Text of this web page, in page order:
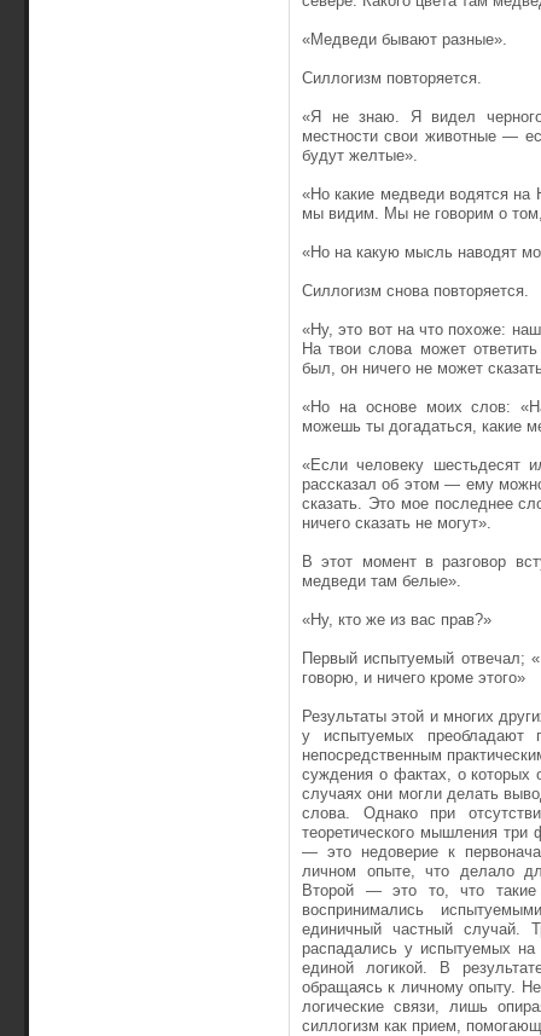
«Медведи бывают разные».
Силлогизм повторяется.
«Я не знаю. Я видел
местности свои животные —
будут желтые».
«Но какие медведи водятся на
мы видим. Мы не говорим о
«Но на какую мысль наводят
Силлогизм снова повторяется.
«Ну, это вот на что похоже:
На твои слова может
был, он ничего не может
«Но на основе моих слов:
можешь ты догадаться, какие
«Если человеку шестьдесят
рассказал об этом — ему
сказать. Это мое последнее
ничего сказать не могут».
В этот момент в разговор
медведи там белые».
«Ну, кто же из вас прав?»
Первый испытуемый отвечал;
говорю, и ничего кроме этого»
Результаты этой и многих
у испытуемых преобладают
непосредственным
суждения о фактах, о которых
случаях они могли делать
слова. Однако при
теоретического мышления три
— это недоверие к
личном опыте, что делало
Второй — это то, что
воспринимались
единичный частный случай.
распадались у испытуемых на
единой логикой. В
обращаясь к личному опыту.
логические связи, лишь
силлогизм как прием,